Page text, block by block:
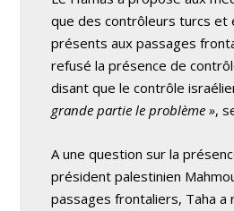
que des contrôleurs turcs et
présents aux passages
refusé la présence de
disant que le contrôle
grande partie le problème »,
A une question sur la
président palestinien
passages frontaliers, Taha a